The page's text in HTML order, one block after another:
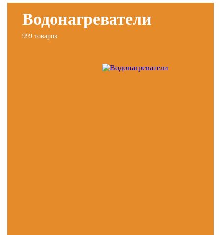
Водонагреватели
999 товаров